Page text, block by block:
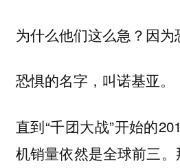
为什么他们这么急？因为
恐惧的名字，叫诺基亚。
直到“千团大战”开始的
机销量依然是全球前三